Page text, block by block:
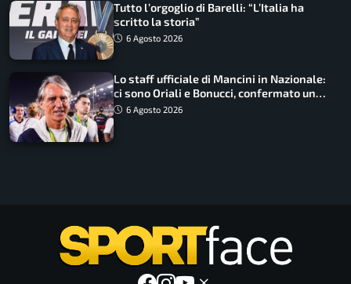
Tutto l’orgoglio di Barelli: “L’Italia ha
scritto la storia”
6 Agosto 2026
Lo staff ufficiale di Mancini in Nazionale:
ci sono Oriali e Bonucci, confermato un
ritorno
6 Agosto 2026